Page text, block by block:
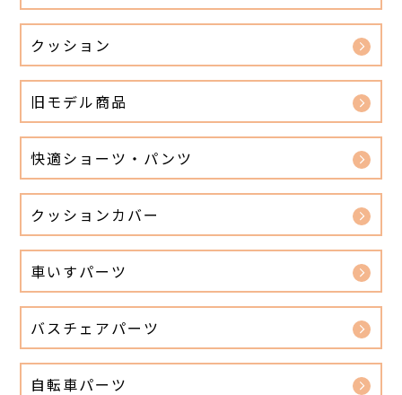
クッション
旧モデル商品
快適ショーツ・パンツ
クッションカバー
車いすパーツ
バスチェアパーツ
自転車パーツ